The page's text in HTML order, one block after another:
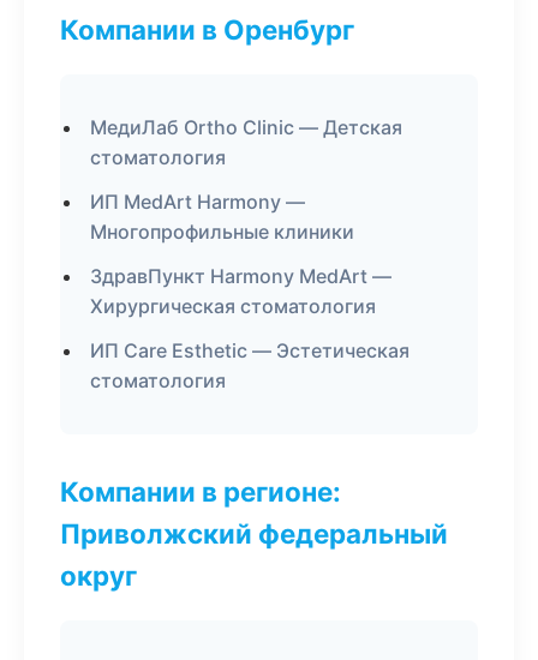
Компании в Оренбург
МедиЛаб Ortho Clinic — Детская
стоматология
ИП MedArt Harmony —
Многопрофильные клиники
ЗдравПункт Harmony MedArt —
Хирургическая стоматология
ИП Care Esthetic — Эстетическая
стоматология
Компании в регионе:
Приволжский федеральный
округ